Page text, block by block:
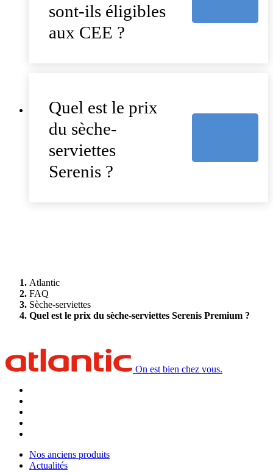
sont-ils éligibles
aux CEE ?
Quel est le prix
du sèche-
serviettes
Serenis ?
Atlantic
FAQ
Sèche-serviettes
Quel est le prix du sèche-serviettes Serenis Premium ?
On est bien chez vous.
Nos anciens produits
Actualités